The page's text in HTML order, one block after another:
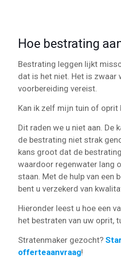
Hoe bestrating
Bestrating leggen lijkt
dat is het niet. Het is zwaar
voorbereiding vereist.
Kan ik zelf mijn tuin of oprit
Dit raden we u niet aan. De
de bestrating niet strak
kans groot dat de
waardoor regenwater lang
staan. Met de hulp van een
bent u verzekerd van
Hieronder leest u hoe een
het bestraten van uw oprit,
Stratenmaker gezocht?
offerteaanvraag!